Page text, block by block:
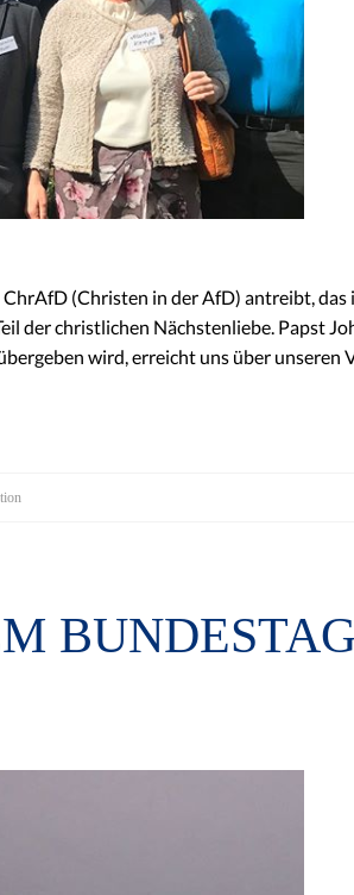
(Christen in der AfD) antreibt, das
der christlichen Nächstenliebe. Papst
wird, erreicht uns über unseren